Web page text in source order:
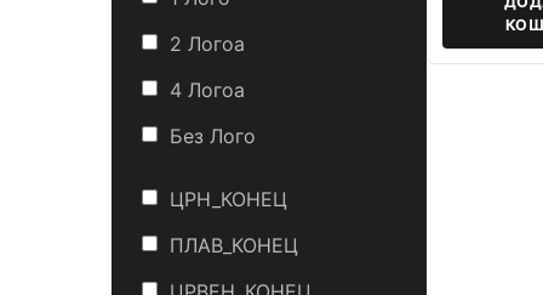
2 Логоa
4 Логоa
Без Лого
ЦРН_КОНЕЦ
ПЛАВ_КОНЕЦ